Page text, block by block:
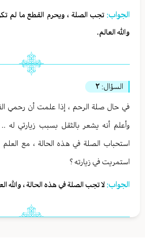
الجواب:تجب الصلة ، ويحرم القطع ما لم
والله العالم.
السؤال: ٢
في حال صلة الرحم ، إذا علمت أن رحمي
وأعلم أنه يشعر بالثقل بسبب زيارتي
استحباب الصلة في هذه الحالة ، مع العلم
استمريت في زيارته ؟
الجواب: لا تجب الصلة في هذه الحالة ، والله